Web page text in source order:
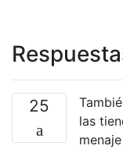
25
las